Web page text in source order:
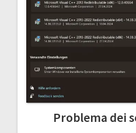
Problema dei